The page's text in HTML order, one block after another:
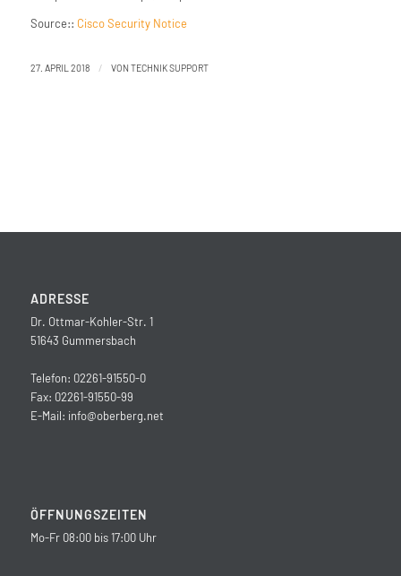
Source:: Cisco Security Notice
27. APRIL 2018 / VON TECHNIK SUPPORT
ADRESSE
Dr. Ottmar-Kohler-Str. 1
51643 Gummersbach
Telefon: 02261-91550-0
Fax: 02261-91550-99
E-Mail: info@oberberg.net
ÖFFNUNGSZEITEN
Mo-Fr 08:00 bis 17:00 Uhr